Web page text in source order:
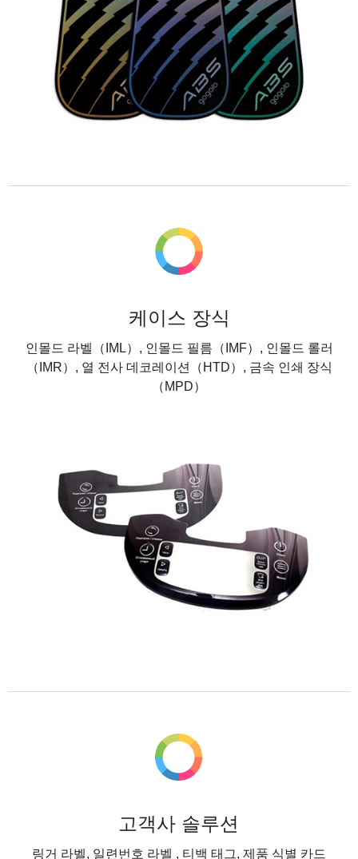
케이스 장식
인몰드 라벨（IML）, 인몰드 필름（IMF）, 인몰드 롤러
（IMR）, 열 전사 데코레이션（HTD）, 금속 인쇄 장식
（MPD）
고객사 솔루션
링거 라벨, 일련번호 라벨 , 티백 태그, 제품 식별 카드